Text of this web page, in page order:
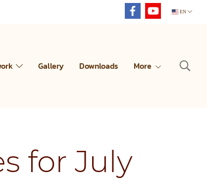
EN
Gallery Downloads More
for July